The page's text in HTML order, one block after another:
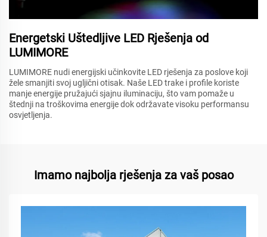
Energetski Uštedljive LED Rješenja od
LUMIMORE
LUMIMORE nudi energijski učinkovite LED rješenja za poslove koji
žele smanjiti svoj ugljični otisak. Naše LED trake i profile koriste
manje energije pružajući sjajnu iluminaciju, što vam pomaže u
štednji na troškovima energije dok održavate visoku performansu
osvjetljenja.
Imamo najbolja rješenja za vaš posao